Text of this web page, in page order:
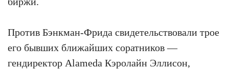
Против Бэнкман-Фрида свидетельствовали трое
его бывших ближайших соратников —
гендиректор Alameda Кэролайн Эллисон,